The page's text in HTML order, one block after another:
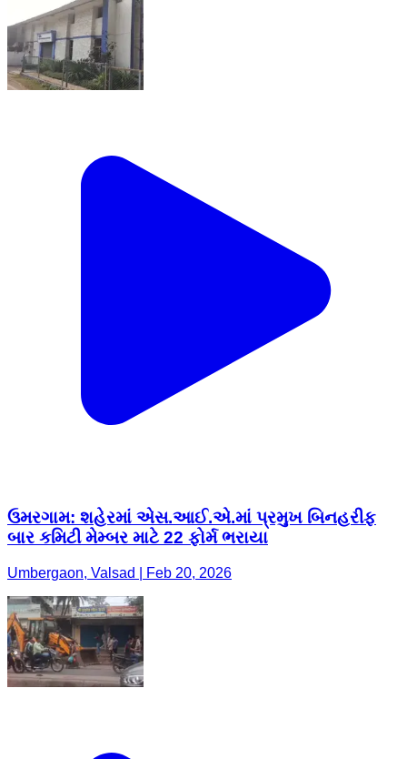
ઉમરગામ: શહેરમાં એસ.આઈ.એ.માં પ્રમુખ બિનહરીફ
બાર કમિટી મેમ્બર માટે 22 ફોર્મ ભરાયા
Umbergaon, Valsad | Feb 20, 2026